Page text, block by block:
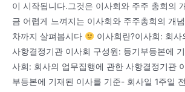
이 시작됩니다.그것은 이사회와 주주 총회의
금 어렵게 느껴지는 이사회와 주주총회의 개
차까지 살펴봅시다
이사회란?이사회: 회
사항결정기관 이사회 구성원: 등기부등본에
사회: 회사의 업무집행에 관한 사항결정기관
부등본에 기재된 이사를 기준- 회사일 1주일